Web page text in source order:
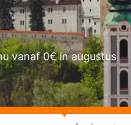
vanaf 0€ in augustus